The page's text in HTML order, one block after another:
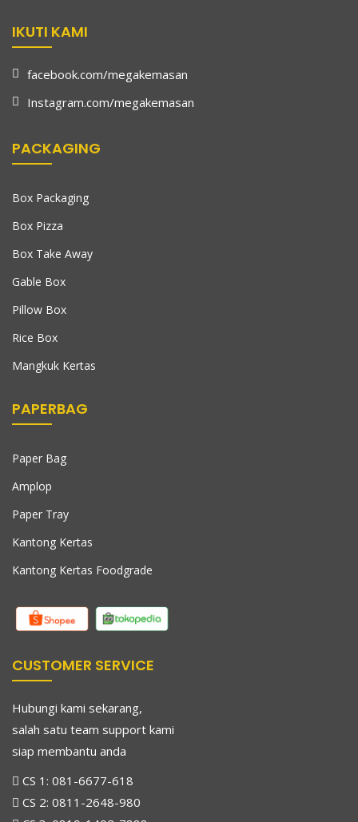
IKUTI KAMI
facebook.com/megakemasan
Instagram.com/megakemasan
PACKAGING
Box Packaging
Box Pizza
Box Take Away
Gable Box
Pillow Box
Rice Box
Mangkuk Kertas
PAPERBAG
Paper Bag
Amplop
Paper Tray
Kantong Kertas
Kantong Kertas Foodgrade
CUSTOMER SERVICE
Hubungi kami sekarang,
salah satu team support kami
siap membantu anda
CS 1: 081-6677-618
CS 2: 0811-2648-980